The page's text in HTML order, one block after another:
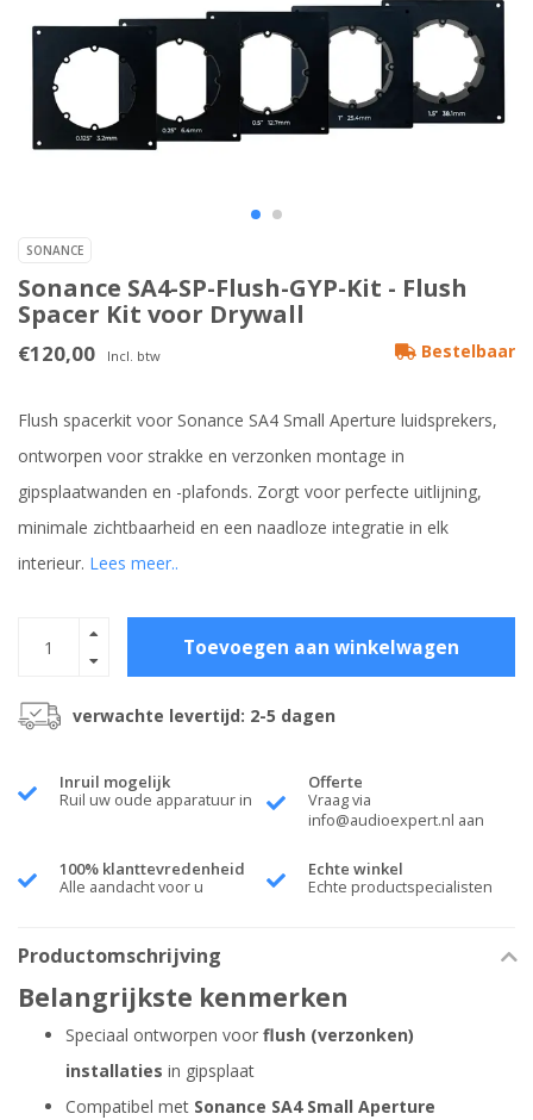
SONANCE
Sonance SA4-SP-Flush-GYP-Kit - Flush
Spacer Kit voor Drywall
€120,00 Incl. btw Bestelbaar
Flush spacerkit voor Sonance SA4 Small Aperture luidsprekers,
ontworpen voor strakke en verzonken montage in
gipsplaatwanden en -plafonds. Zorgt voor perfecte uitlijning,
minimale zichtbaarheid en een naadloze integratie in elk
interieur. Lees meer..
Toevoegen aan winkelwagen
verwachte levertijd: 2-5 dagen
Inruil mogelijk
Ruil uw oude apparatuur in
Offerte
Vraag via
info@audioexpert.nl aan
100% klanttevredenheid
Alle aandacht voor u
Echte winkel
Echte productspecialisten
Productomschrijving
Belangrijkste kenmerken
Speciaal ontworpen voor flush (verzonken)
installaties in gipsplaat
Compatibel met Sonance SA4 Small Aperture